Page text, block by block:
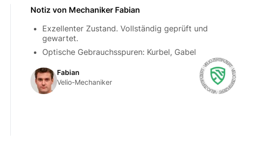
Notiz von Mechaniker Fabian
Exzellenter Zustand. Vollständig geprüft und
gewartet.
Optische Gebrauchsspuren: Kurbel, Gabel
Fabian
Velio-Mechaniker